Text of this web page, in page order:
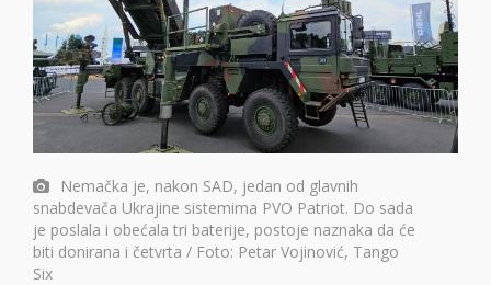
Nemačka je, nakon SAD, jedan od glavnih
snabdevača Ukrajine sistemima PVO Patriot. Do sada
je poslala i obećala tri baterije, postoje naznaka da će
biti donirana i četvrta / Foto: Petar Vojinović, Tango
Six